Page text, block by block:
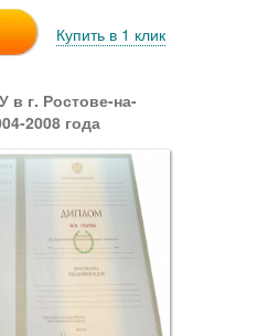
Купить в 1 клик
г. Ростове-на-
2008 года